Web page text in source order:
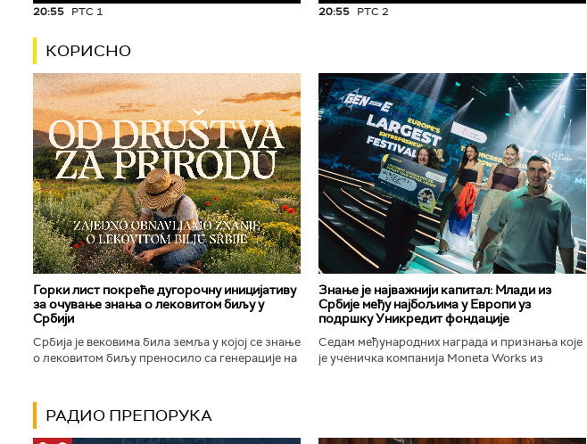
20:55 РТС 1 20:55 РТС 2
КОРИСНО
Горки лист покреће дугорочну иницијативу
за очување знања о лековитом биљу у
Србији
Србија је вековима била земља у којој се знање
о лековитом биљу преносило са генерације на
Знање је најважнији капитал: Млади из
Србије међу најбољима у Европи уз
подршку Уникредит фондације
Седам међународних награда и признања које
је ученичка компанија Moneta Works из
РАДИО ПРЕПОРУКА